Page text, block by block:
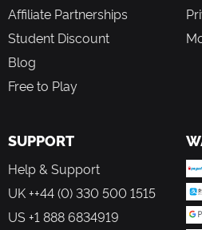
Affiliate Partnerships
Student Discount
Blog
Free to Play
SUPPORT
Help & Support
UK ++44 (0) 330 500 1515
US +1 888 6834919